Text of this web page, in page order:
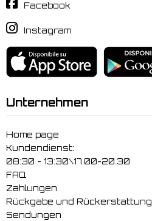
Facebook
Instagram
Unternehmen
Home page
Kundendienst:
08:30 - 13:30\17.00-20.30
FAQ
Zahlungen
Rückgabe und Rückerstattung
Sendungen